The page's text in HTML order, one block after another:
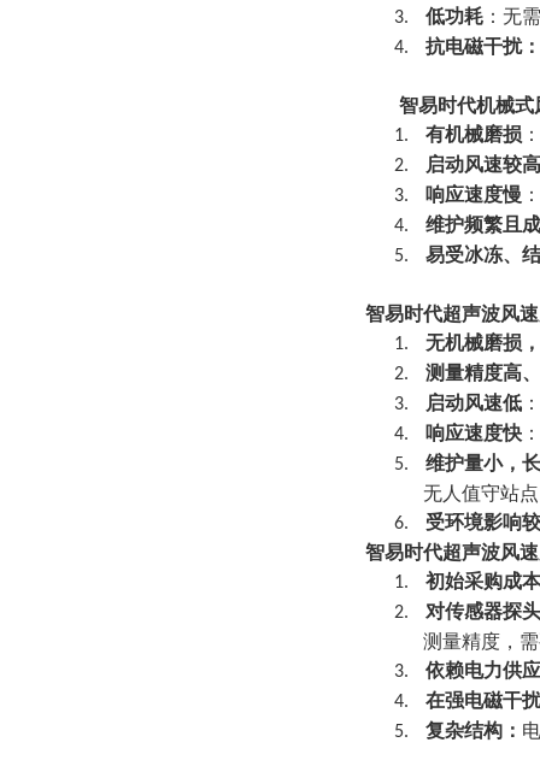
3. 低功耗 ：无
4. 抗电磁干扰：
智易时代机械
1. 有机械磨损
2. 启动风速较高
3. 响应速度慢
4. 维护频繁且
5. 易受冰冻、
智易时代超声波风
1. 无机械磨损
2. 测量精度高
3. 启动风速低
4. 响应速度快
5.
维护量小，
无人值守站
6.
受环境影响
智易时代超声波风
1. 初始采购成
2.
对传感器探
测量精度，
3. 依赖电力供
4. 在强电磁干
5. 复杂结构：